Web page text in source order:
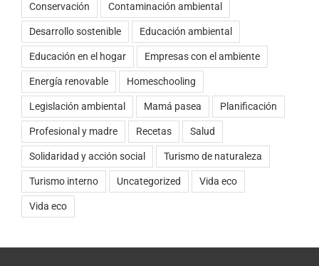
Conservación Contaminación ambiental
Desarrollo sostenible Educación ambiental
Educación en el hogar Empresas con el ambiente
Energía renovable Homeschooling
Legislación ambiental Mamá pasea Planificación
Profesional y madre Recetas Salud
Solidaridad y acción social Turismo de naturaleza
Turismo interno Uncategorized Vida eco
Vida eco